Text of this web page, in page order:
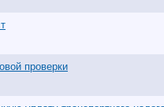
проверки